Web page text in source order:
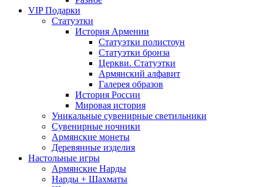
VIP Подарки
Статуэтки
История Армении
Статуэтки полистоун
Статуэтки бронза
Церкви. Статуэтки
Армянский алфавит
Галерея образов
История России
Мировая история
Уникальные сувенирные светильники
Сувенирные ночники
Армянские монеты
Деревянные изделия
Настольные игры
Армянские Нарды
Нарды + Шахматы